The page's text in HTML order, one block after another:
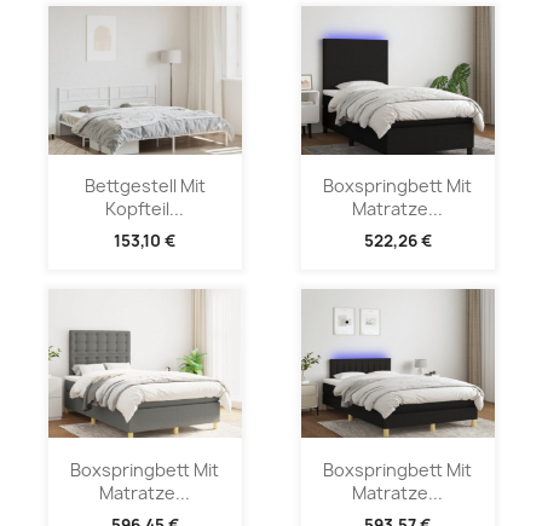
Bettgestell Mit
Kopfteil...
153,10 €
Boxspringbett Mit
Matratze...
522,26 €
Boxspringbett Mit
Matratze...
Boxspringbett Mit
Matratze...